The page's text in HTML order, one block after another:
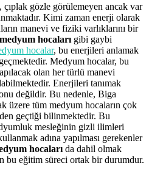
çıplak gözle görülemeyen ancak var
Kimi zaman enerji olarak
manevi ve fiziki varlıklarını bir
hocaları gibi gaybi
hocalar, bu enerjileri anlamak
Medyum hocalar, bu
olan her türlü manevi
Enerjileri tanımak
değildir. Bu nedenle, Biga
üzere tüm medyum hocaların çok
geçtiği bilinmektedir. Bu
mesleğinin gizli ilimleri
adına yapılması gerekenler
hocaları da dahil olmak
bu eğitim süreci ortak bir durumdur.